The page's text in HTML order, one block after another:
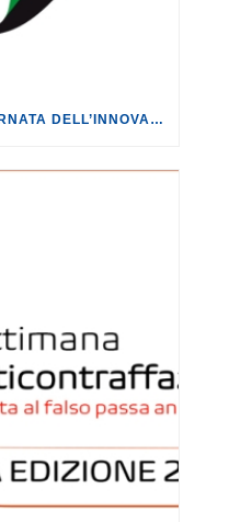
IO SONO ORIGINALE. “GIORNATA DELL’INNOVAZIONE 2023”.